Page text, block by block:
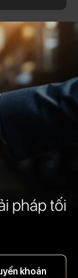
pháp tối
khoản